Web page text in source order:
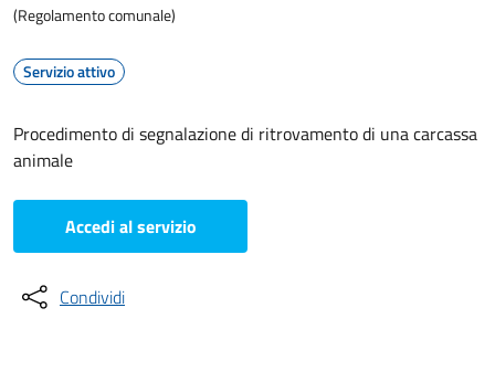
(Regolamento comunale)
Servizio attivo
Procedimento di segnalazione di ritrovamento di una carcassa
animale
Accedi al servizio
Condividi